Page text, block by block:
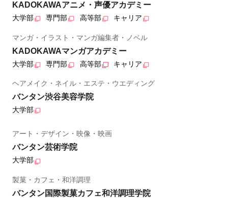
KADOKAWAアニメ・声優アカデミー
大学部 専門部 高等部 キャリア
マンガ・イラスト・マンガ編集者・ノベル
KADOKAWAマンガアカデミー
大学部 専門部 高等部 キャリア
ヘアメイク・ネイル・エステ・ウエディング
バンタン渋谷美容学院
大学部
アート・デザイン・映像・映画
バンタン芸術学院
大学部
製菓・カフェ・和洋調理
バンタン国際製菓カフェ和洋調理学院